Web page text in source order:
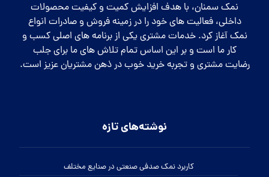
نمک سمنان، با هدف افزایش کمیت و کیفیت محصولات
داخلی، فعالیت های خود را در زمینه فروش و صادرات انواع
نمک آغاز کرد. خدمات مشتری یکی از برنامه های اصلی کسب و
کار ما است و بر این اساس تمام تلاش های ما برای جلب
رضایت مشتری و تجربه خرید خوب در ذهن مشتریان عزیز است.
نوشته‌های تازه
کاربرد نمک صدفی صنعتی در صنایع مختلف